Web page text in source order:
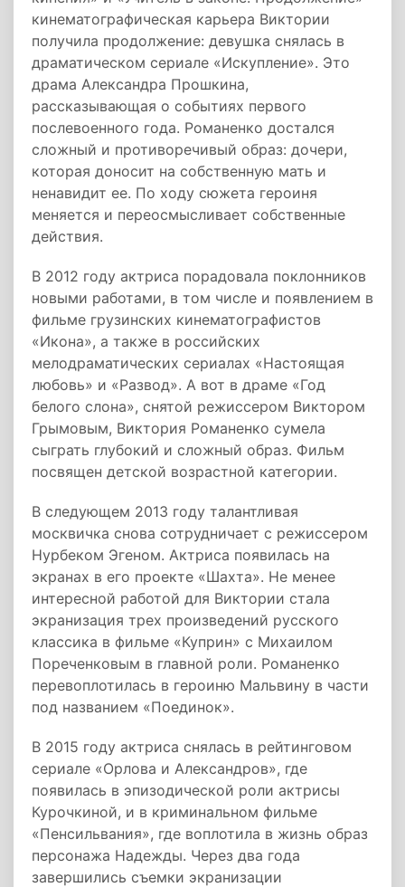
кинематографическая карьера Виктории
получила продолжение: девушка снялась в
драматическом сериале «Искупление». Это
драма Александра Прошкина,
рассказывающая о событиях первого
послевоенного года. Романенко достался
сложный и противоречивый образ: дочери,
которая доносит на собственную мать и
ненавидит ее. По ходу сюжета героиня
меняется и переосмысливает собственные
действия.
В 2012 году актриса порадовала поклонников
новыми работами, в том числе и появлением в
фильме грузинских кинематографистов
«Икона», а также в российских
мелодраматических сериалах «Настоящая
любовь» и «Развод». А вот в драме «Год
белого слона», снятой режиссером Виктором
Грымовым, Виктория Романенко сумела
сыграть глубокий и сложный образ. Фильм
посвящен детской возрастной категории.
В следующем 2013 году талантливая
москвичка снова сотрудничает с режиссером
Нурбеком Эгеном. Актриса появилась на
экранах в его проекте «Шахта». Не менее
интересной работой для Виктории стала
экранизация трех произведений русского
классика в фильме «Куприн» с Михаилом
Пореченковым в главной роли. Романенко
перевоплотилась в героиню Мальвину в части
под названием «Поединок».
В 2015 году актриса снялась в рейтинговом
сериале «Орлова и Александров», где
появилась в эпизодической роли актрисы
Курочкиной, и в криминальном фильме
«Пенсильвания», где воплотила в жизнь образ
персонажа Надежды. Через два года
завершились съемки экранизации